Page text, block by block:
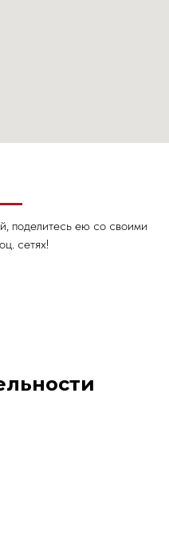
поделитесь ею со своими
сетях!